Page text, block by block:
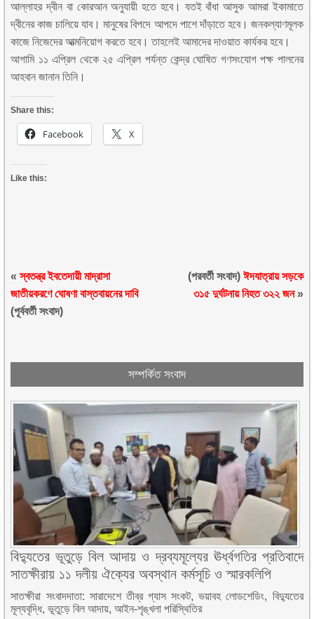
আল্লাহর দ্বীন বা কোরআন অনুযায়ী হতে হবে। যতই বাঁধা আসুক আমরা ইকামাতে
দ্বীনের কাজ চালিয়ে যাব। মানুষের বিপদে আপদে পাশে দাঁড়াতে হবে। জনকল্যাণমূলক
কাজে নিজেদের আত্মনিয়োগ করতে হবে। তাহলেই আমাদের দাওয়াত কার্যকর হবে।
আগামি ১১ এপ্রিল থেকে ২৫ এপ্রিল পর্যন্ত কেন্দ্র ঘোষিত গণসংযোগ পক্ষ পালনের
আহবান জানান তিনি।
Share this:
Facebook X
Like this:
«স্বতন্ত্র ইবতেদায়ী মাদ্রাসা
জাতীয়করণে ঘোষণা বাস্তবায়নের দাবি
(পূর্ববর্তী সংবাদ)
(পরবর্তী সংবাদ) ঈদযাত্রায় সড়কে
৩১৫ দুর্ঘটনায় নিহত ৩২২ জন»
সম্পর্কিত সংবাদ
বিদ্যুতের ভূতুড়ে বিল আদায় ও দ্রব্যমূল্যের ঊর্ধ্বগতির প্রতিবাদে
সাতক্ষীরায় ১১ দলীয় ঐক্যের অবস্থান কর্মসূচি ও স্মারকলিপি
সাতক্ষীরা সংবাদদাতা: সারাদেশে তীব্র গ্যাস সংকট, ভয়াবহ লোডশেডিং, বিদ্যুতের
মূল্যবৃদ্ধি, ভূতুড়ে বিল আদায়, আইন-শৃঙ্খলা পরিস্থিতির